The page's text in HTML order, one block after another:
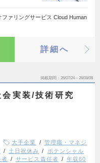
ァリングサービス Cloud Human
詳細へ
掲載期間 26/07/24～26/08/06
会実装/技術研究
大手企業
管理職・マネジ
土日祝休み
ポテンシャル
サービス責任者
年収60